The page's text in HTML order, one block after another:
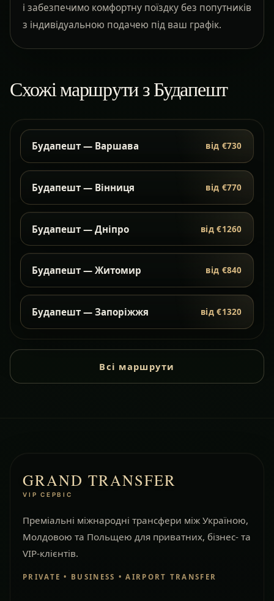
і забезпечимо комфортну поїздку без попутників
з індивідуальною подачею під ваш графік.
Схожі маршрути з Будапешт
Будапешт — Варшава від €730
Будапешт — Вінниця від €770
Будапешт — Дніпро від €1260
Будапешт — Житомир від €840
Будапешт — Запоріжжя від €1320
Всі маршрути
GRAND TRANSFER
VIP СЕРВІС
Преміальні міжнародні трансфери між Україною,
Молдовою та Польщею для приватних, бізнес- та
VIP-клієнтів.
PRIVATE • BUSINESS • AIRPORT TRANSFER